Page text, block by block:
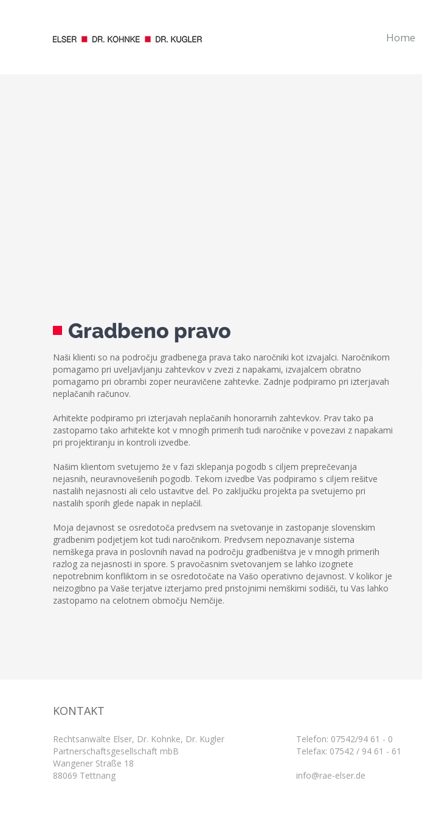
Home
Gradbeno pravo
Naši klienti so na področju gradbenega prava tako naročniki kot izvajalci. Naročnikom
pomagamo pri uveljavljanju zahtevkov v zvezi z napakami, izvajalcem obratno
pomagamo pri obrambi zoper neuravičene zahtevke. Zadnje podpiramo pri izterjavah
neplačanih računov.
Arhitekte podpiramo pri izterjavah neplačanih honorarnih zahtevkov. Prav tako pa
zastopamo tako arhitekte kot v mnogih primerih tudi naročnike v povezavi z napakami
pri projektiranju in kontroli izvedbe.
Našim klientom svetujemo že v fazi sklepanja pogodb s ciljem preprečevanja
nejasnih, neuravnovešenih pogodb. Tekom izvedbe Vas podpiramo s ciljem rešitve
nastalih nejasnosti ali celo ustavitve del. Po zaključku projekta pa svetujemo pri
nastalih sporih glede napak in neplačil.
Moja dejavnost se osredotoča predvsem na svetovanje in zastopanje slovenskim
gradbenim podjetjem kot tudi naročnikom. Predvsem nepoznavanje sistema
nemškega prava in poslovnih navad na področju gradbeništva je v mnogih primerih
razlog za nejasnosti in spore. S pravočasnim svetovanjem se lahko izognete
nepotrebnim konfliktom in se osredotočate na Vašo operativno dejavnost. V kolikor je
neizogibno pa Vaše terjatve izterjamo pred pristojnimi nemškimi sodišči, tu Vas lahko
zastopamo na celotnem območju Nemčije.
KONTAKT
Rechtsanwälte Elser, Dr. Kohnke, Dr. Kugler
Partnerschaftsgesellschaft mbB
Wangener Straße 18
88069 Tettnang
Telefon: 07542/94 61 - 0
Telefax: 07542 / 94 61 - 61
info@rae-elser.de